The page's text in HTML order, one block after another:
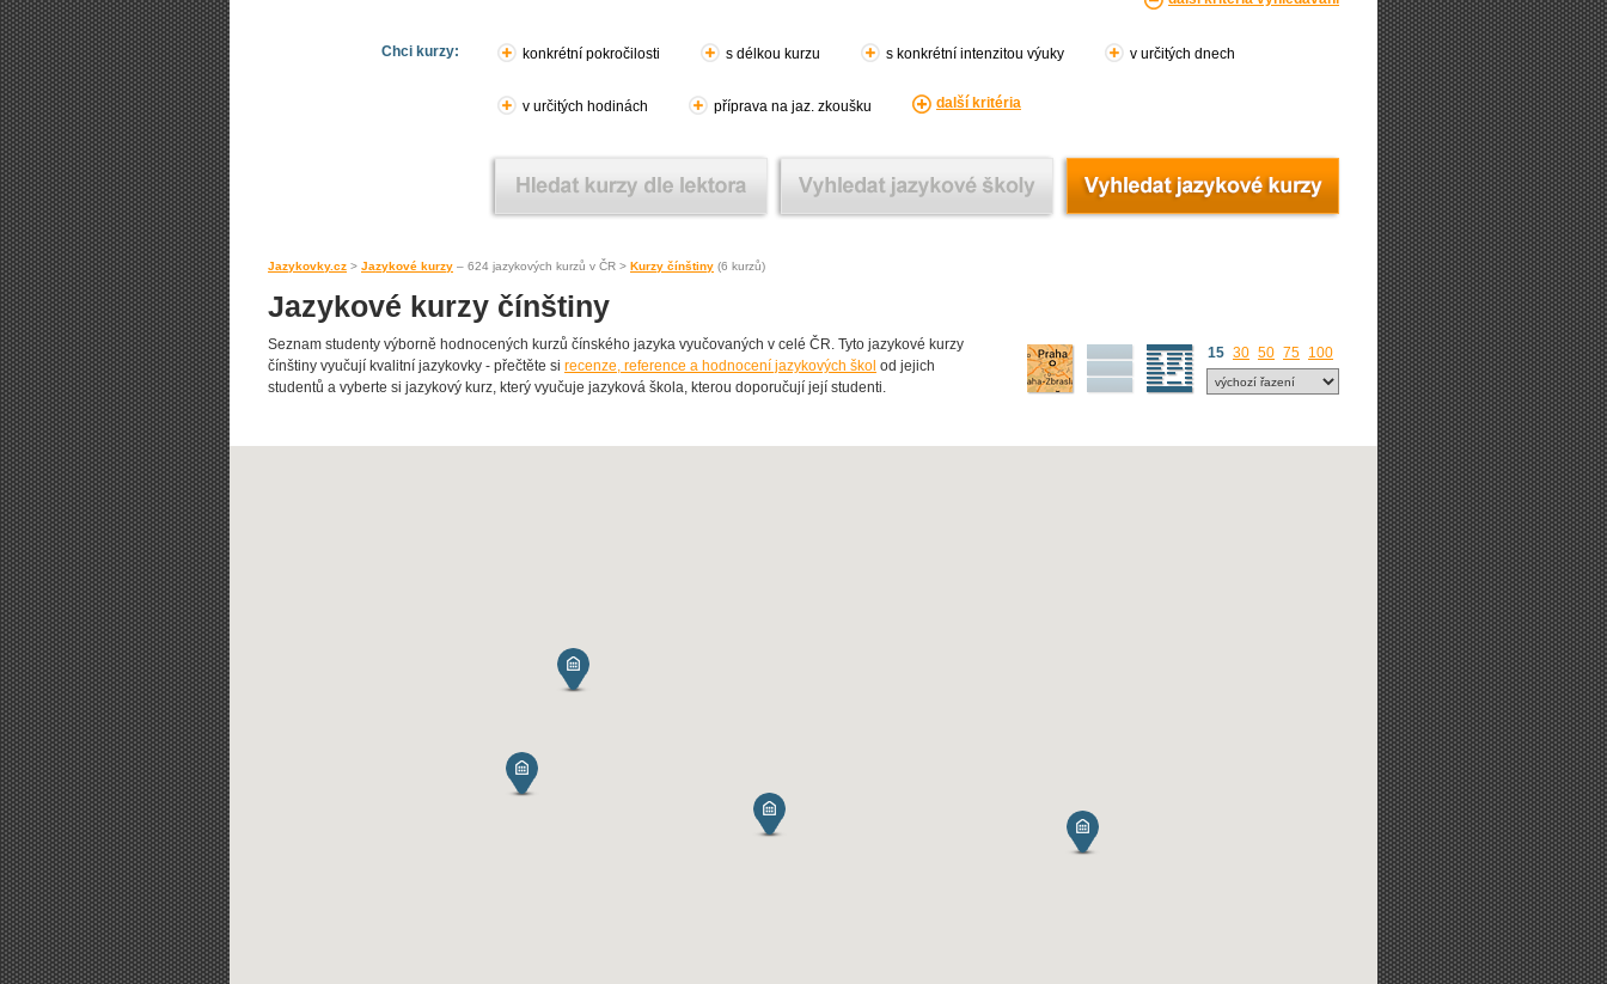
Chci kurzy: konkrétní pokročilosti s délkou kurzu s konkrétní intenzitou výuky v určitých dnech
v určitých hodinách příprava na jaz. zkoušku další kritéria
Jazykovky.cz > Jazykové kurzy – 624 jazykových kurzů v ČR > Kurzy čínštiny (6 kurzů)
Jazykové kurzy čínštiny
Seznam studenty výborně hodnocených kurzů čínského jazyka vyučovaných v celé ČR. Tyto jazykové kurzy
čínštiny vyučují kvalitní jazykovky - přečtěte si recenze, reference a hodnocení jazykových škol od jejich
studentů a vyberte si jazykový kurz, který vyučuje jazyková škola, kterou doporučují její studenti.
15 30 50 75 100